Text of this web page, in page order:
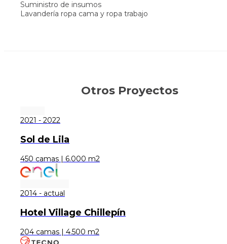
Suministro de insumos
Lavandería ropa cama y ropa trabajo
Otros Proyectos
2021 - 2022
Sol de Lila
450 camas | 6.000 m2
2014 - actual
Hotel Village Chillepín
204 camas | 4.500 m2